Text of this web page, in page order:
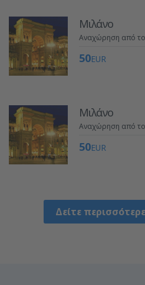
Μιλάνο
Αναχώρηση από το
50EUR
Μιλάνο
Αναχώρηση από το
50EUR
Δείτε